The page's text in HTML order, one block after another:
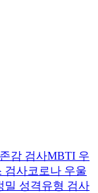
감 검사MBTI 우
검사코로나 우울
밀 성격유형 검사